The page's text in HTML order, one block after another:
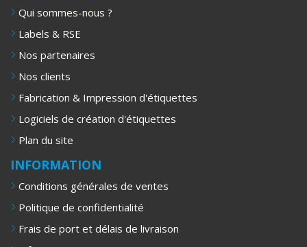
Qui sommes-nous ?
Labels & RSE
Nos partenaires
Nos clients
Fabrication & Impression d'étiquettes
Logiciels de création d'étiquettes
Plan du site
INFORMATION
Conditions générales de ventes
Politique de confidentialité
Frais de port et délais de livraison